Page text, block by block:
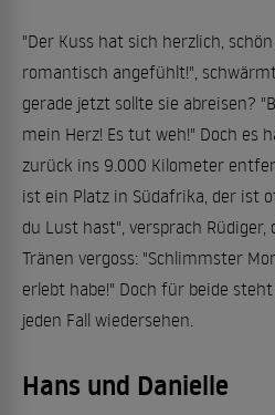
"Der Kuss hat sich herzlich,
romantisch angefühlt!",
gerade jetzt sollte sie abreisen?
mein Herz! Es tut weh!" Doch es
zurück ins 9.000 Kilometer
ist ein Platz in Südafrika, der ist
du Lust hast", versprach Rüdiger,
Tränen vergoss: "Schlimmster
erlebt habe!" Doch für beide
jeden Fall wiedersehen.
Hans und Danielle